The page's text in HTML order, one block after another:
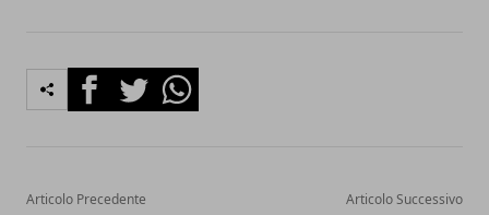
FacebookTwitterWhatsapp
Articolo Precedente Articolo Successivo